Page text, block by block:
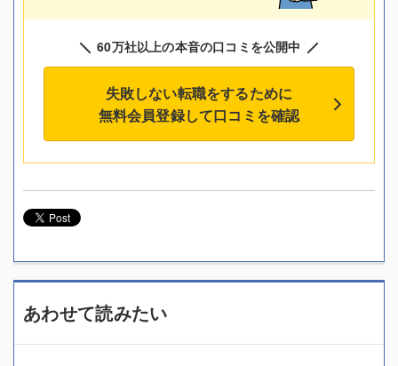
60万社以上の本音の口コミを公開中
失敗しない転職をするために
無料会員登録して口コミを確認
あわせて読みたい